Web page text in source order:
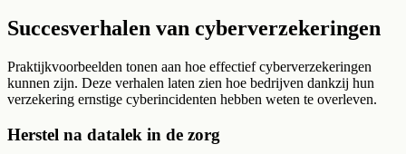
Succesverhalen van cyberverzekeringen
Praktijkvoorbeelden tonen aan hoe effectief cyberverzekeringen
kunnen zijn. Deze verhalen laten zien hoe bedrijven dankzij hun
verzekering ernstige cyberincidenten hebben weten te overleven.
Herstel na datalek in de zorg